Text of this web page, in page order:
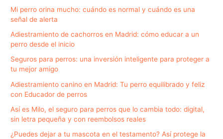
Mi perro orina mucho: cuándo es normal y cuándo es una
señal de alerta
Adiestramiento de cachorros en Madrid: cómo educar a un
perro desde el inicio
Seguros para perros: una inversión inteligente para proteger a
tu mejor amigo
Adiestramiento canino en Madrid: Tu perro equilibrado y feliz
con Educador de perros
Así es Milo, el seguro para perros que lo cambia todo: digital,
sin letra pequeña y con reembolsos reales
¿Puedes dejar a tu mascota en el testamento? Así protege la